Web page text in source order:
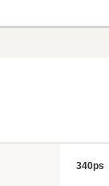
340ps